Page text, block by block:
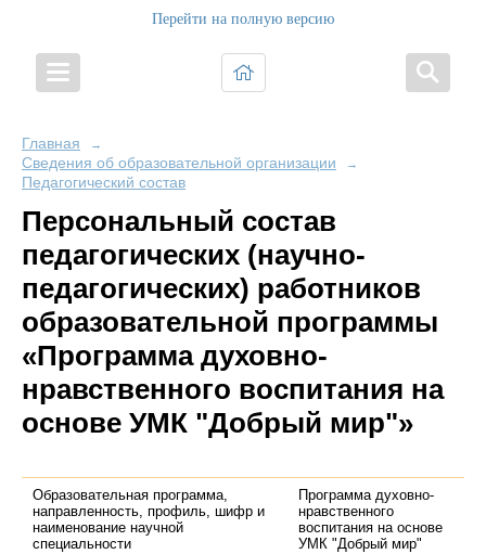
Перейти на полную версию
Главная →
Сведения об образовательной организации →
Педагогический состав
Персональный состав
педагогических (научно-
педагогических) работников
образовательной программы
«Программа духовно-
нравственного воспитания на
основе УМК "Добрый мир"»
Образовательная программа,
направленность, профиль, шифр и
наименование научной
специальности
Программа духовно-
нравственного
воспитания на основе
УМК "Добрый мир"